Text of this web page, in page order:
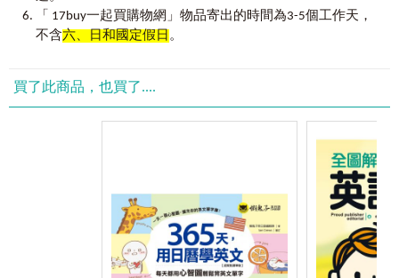
Q｜ 單字從「 pencil鉛筆」開始？老是找不到吻合自己程度的
工具書？！
30歲開始學英文，但是書中有些程度未免不太合適；擺脫「I
am going to school. 我要去上學。」的尷尬句子，從今天起學
出「I enjoy going fishing in my leisure time. 有空時，我喜歡去
兼顧「聽、說、讀、寫」全方面學習，本書的使用方法——
看關鍵單字，累積英語力
✦ 先看看情境主題，並聯想相關單字。
UNIT 03 On the airplane 在飛機上
UNIT 04 Arrival 抵達
「 17buy一起買購物網」物品寄出的時間為3-5個工作天，
不含六、日和國定假日 。
買了此商品，也買了....